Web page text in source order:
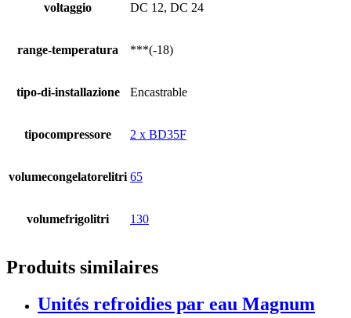
voltaggio DC 12, DC 24
range-temperatura ***(-18)
tipo-di-installazione Encastrable
tipocompressore 2 x BD35F
volumecongelatorelitri 65
volumefrigolitri 130
Produits similaires
Unités refroidies par eau Magnum